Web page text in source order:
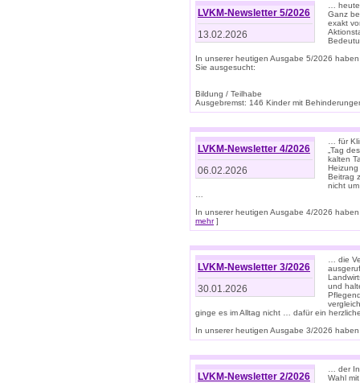
LVKM-Newsletter 5/2026
13.02.2026
…
Ganz
exakt
In unserer heutigen Ausgabe 5/2026
Sie ausgesucht:
Bildung / Teilhabe
Ausgebremst: 146 Kinder mit
LVKM-Newsletter 4/2026
06.02.2026
… für
„Tag
kalten
Beitrag
nicht
In unserer heutigen Ausgabe 4/2026
mehr]
LVKM-Newsletter 3/2026
30.01.2026
… die
und
ginge es im Alltag nicht … dafür ein
In unserer heutigen Ausgabe 3/2026
LVKM-Newsletter 2/2026
… der
Wahl